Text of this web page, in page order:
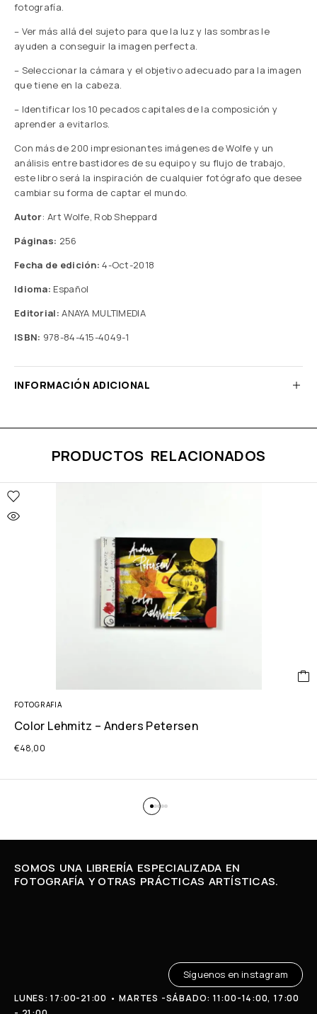
fotografía.
– Ver más allá del sujeto para que la luz y las sombras le
ayuden a conseguir la imagen perfecta.
– Seleccionar la cámara y el objetivo adecuado para la imagen
que tiene en la cabeza.
– Identificar los 10 pecados capitales de la composición y
aprender a evitarlos.
Con más de 200 impresionantes imágenes de Wolfe y un
análisis entre bastidores de su equipo y su flujo de trabajo,
este libro será la inspiración de cualquier fotógrafo que desee
cambiar su forma de captar el mundo.
Autor: Art Wolfe, Rob Sheppard
Páginas: 256
Fecha de edición: 4-Oct-2018
Idioma: Español
Editorial: ANAYA MULTIMEDIA
ISBN: 978-84-415-4049-1
INFORMACIÓN ADICIONAL
PRODUCTOS RELACIONADOS
FOTOGRAFIA
Color Lehmitz – Anders Petersen
€48,00
SOMOS UNA LIBRERÍA ESPECIALIZADA EN
FOTOGRAFÍA Y OTRAS PRÁCTICAS ARTÍSTICAS.
LUNES: 17:00-21:00 • MARTES -SÁBADO: 11:00-14:00, 17:00
Síguenos en instagram